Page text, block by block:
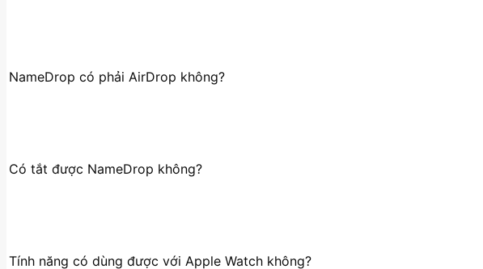
NameDrop có phải AirDrop không?
Có tắt được NameDrop không?
Tính năng có dùng được với Apple Watch không?